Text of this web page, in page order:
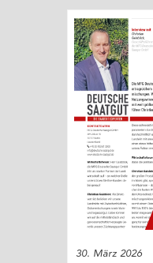
30. März 2026